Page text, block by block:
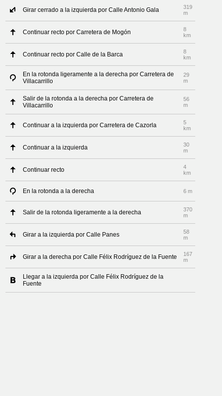
Girar cerrado a la izquierda por Calle Antonio Gala
319
m
Continuar recto por Carretera de Mogón
8
km
Continuar recto por Calle de la Barca
8
km
En la rotonda ligeramente a la derecha por Carretera de
Villacarrillo
29
m
Salir de la rotonda a la derecha por Carretera de
Villacarrillo
56
m
Continuar a la izquierda por Carretera de Cazorla
5
km
Continuar a la izquierda
30
m
Continuar recto
4
km
En la rotonda a la derecha 6 m
Salir de la rotonda ligeramente a la derecha
370
m
Girar a la izquierda por Calle Panes
58
m
Girar a la derecha por Calle Félix Rodríguez de la Fuente
167
m
Llegar a la izquierda por Calle Félix Rodríguez de la
Fuente